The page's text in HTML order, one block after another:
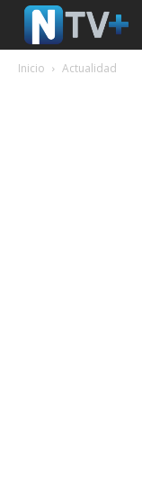
Inicio Actualidad